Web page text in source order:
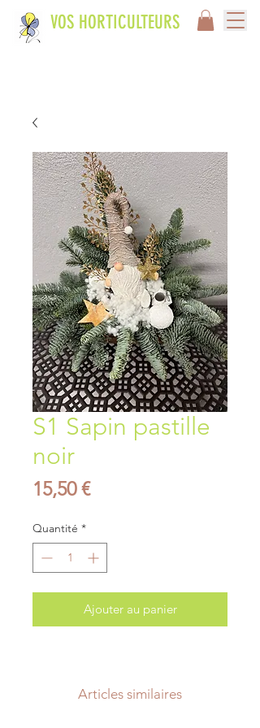
VOS HORTICULTEURS
S1 Sapin pastille
noir
15,50 €Prix
Quantité *
Ajouter au panier
Articles similaires